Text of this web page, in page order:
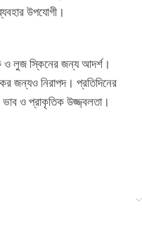
উপযোগী।
ও লুজ স্কিনের জন্য আদর্শ।
জন্যও নিরাপদ। প্রতিদিনের
ও প্রাকৃতিক উজ্জ্বলতা।